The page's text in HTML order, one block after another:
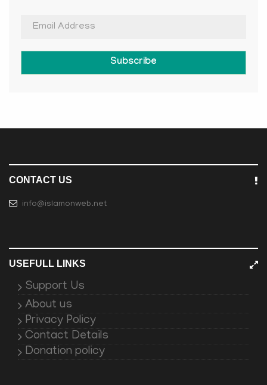
Subscribe
CONTACT US
info@islamonweb.net
USEFULL LINKS
Support Us
About us
Privacy Policy
Contact Details
Donation policy